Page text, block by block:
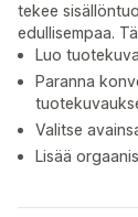
tekee
edullisempaa.
Luo
Paranna
Valitse
Lisää